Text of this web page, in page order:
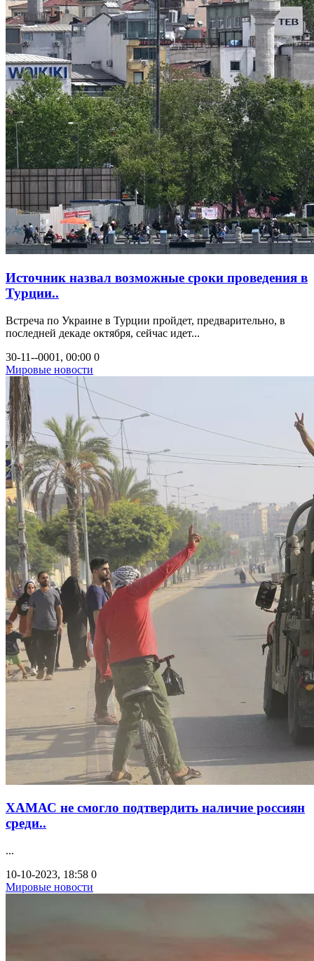
Источник назвал возможные сроки проведения в
Турции..
Встреча по Украине в Турции пройдет, предварительно, в
последней декаде октября, сейчас идет...
30-11--0001, 00:00 0
Мировые новости
ХАМАС не смогло подтвердить наличие россиян
среди..
...
10-10-2023, 18:58 0
Мировые новости